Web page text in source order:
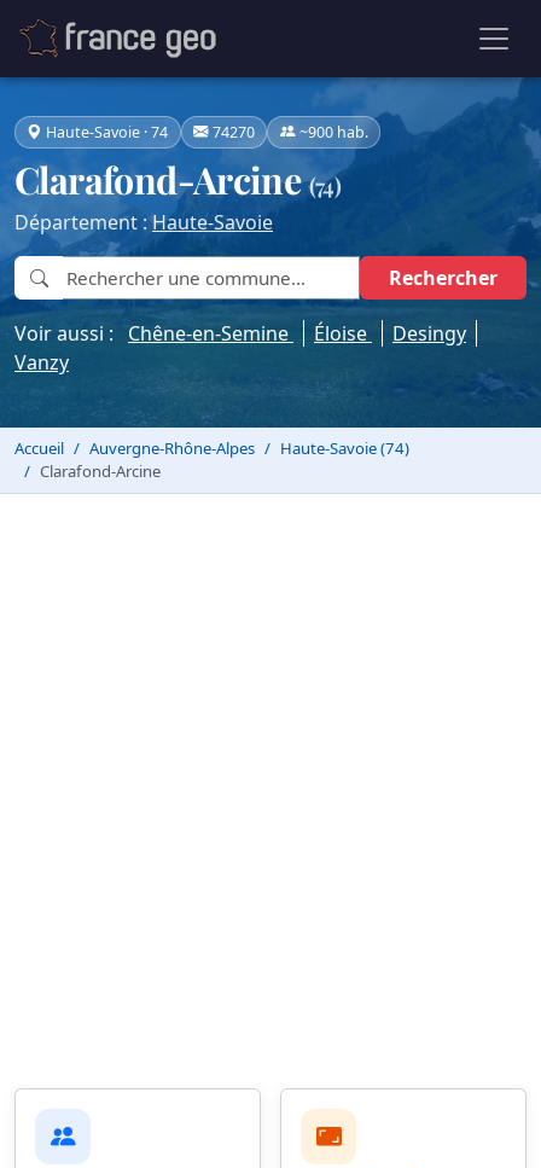
Haute-Savoie · 74 74270 ~900 hab.
Clarafond-Arcine(74)
Département : Haute-Savoie
Rechercher
Voir aussi : Chêne-en-Semine Éloise
Desingy
Vanzy
Accueil Auvergne-Rhône-Alpes
Haute-Savoie (74)
Clarafond-Arcine